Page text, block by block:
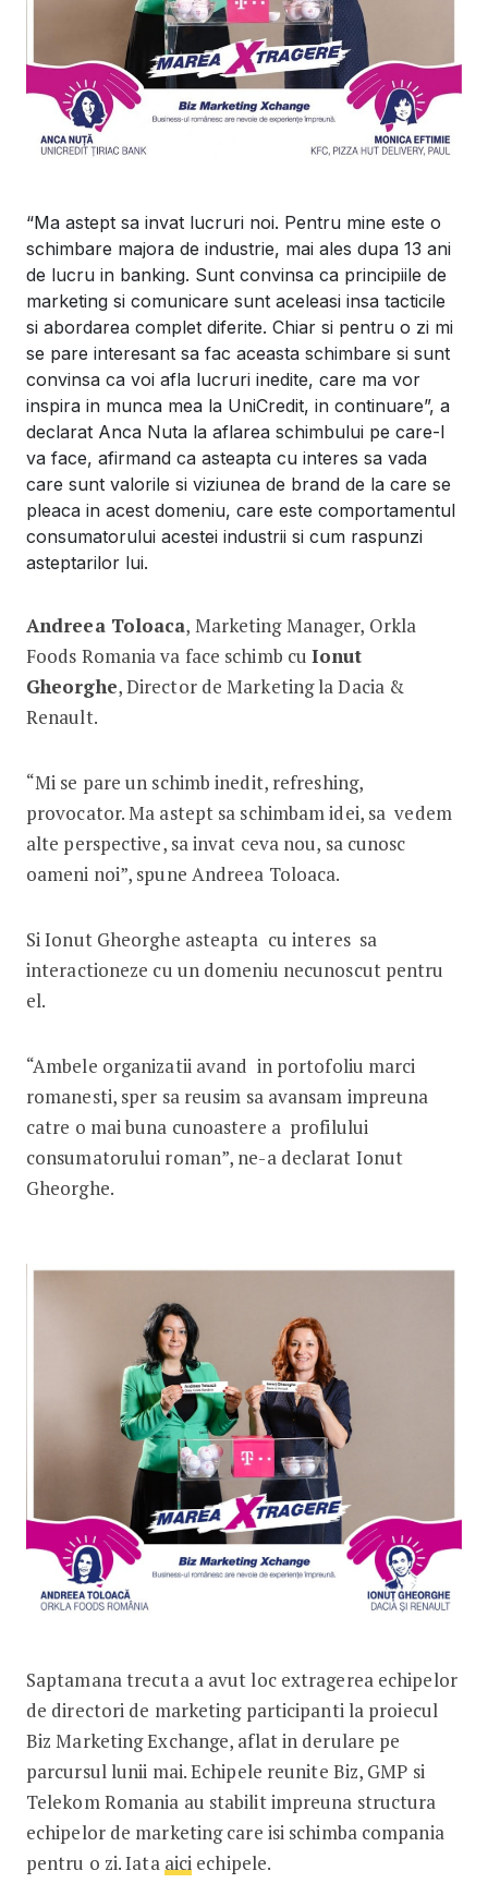
“Ma astept sa invat lucruri noi. Pentru mine este o
schimbare majora de industrie, mai ales dupa 13 ani
de lucru in banking. Sunt convinsa ca principiile de
marketing si comunicare sunt aceleasi insa tacticile
si abordarea complet diferite. Chiar si pentru o zi mi
se pare interesant sa fac aceasta schimbare si sunt
convinsa ca voi afla lucruri inedite, care ma vor
inspira in munca mea la UniCredit, in continuare”, a
declarat Anca Nuta la aflarea schimbului pe care-l
va face, afirmand ca asteapta cu interes sa vada
care sunt valorile si viziunea de brand de la care se
pleaca in acest domeniu, care este comportamentul
consumatorului acestei industrii si cum raspunzi
asteptarilor lui.
Andreea Toloaca, Marketing Manager, Orkla
Foods Romania va face schimb cuIonut
Gheorghe, Director de Marketing la Dacia &
Renault.
“Mi se pare un schimb inedit, refreshing,
provocator. Ma astept sa schimbam idei, sa vedem
alte perspective, sa invat ceva nou, sa cunosc
oameni noi”, spune Andreea Toloaca.
Si Ionut Gheorghe asteapta cu interes sa
interactioneze cu un domeniu necunoscut pentru
el.
“Ambele organizatii avand in portofoliu marci
romanesti, sper sa reusim sa avansam impreuna
catre o mai buna cunoastere a profilului
consumatorului roman”, ne-a declarat Ionut
Gheorghe.
Saptamana trecuta a avut loc extragerea echipelor
de directori de marketing participanti la proiecul
Biz Marketing Exchange, aflat in derulare pe
parcursul lunii mai. Echipele reunite Biz, GMP si
Telekom Romania au stabilit impreuna structura
echipelor de marketing care isi schimba compania
pentru o zi. Iata aici echipele.